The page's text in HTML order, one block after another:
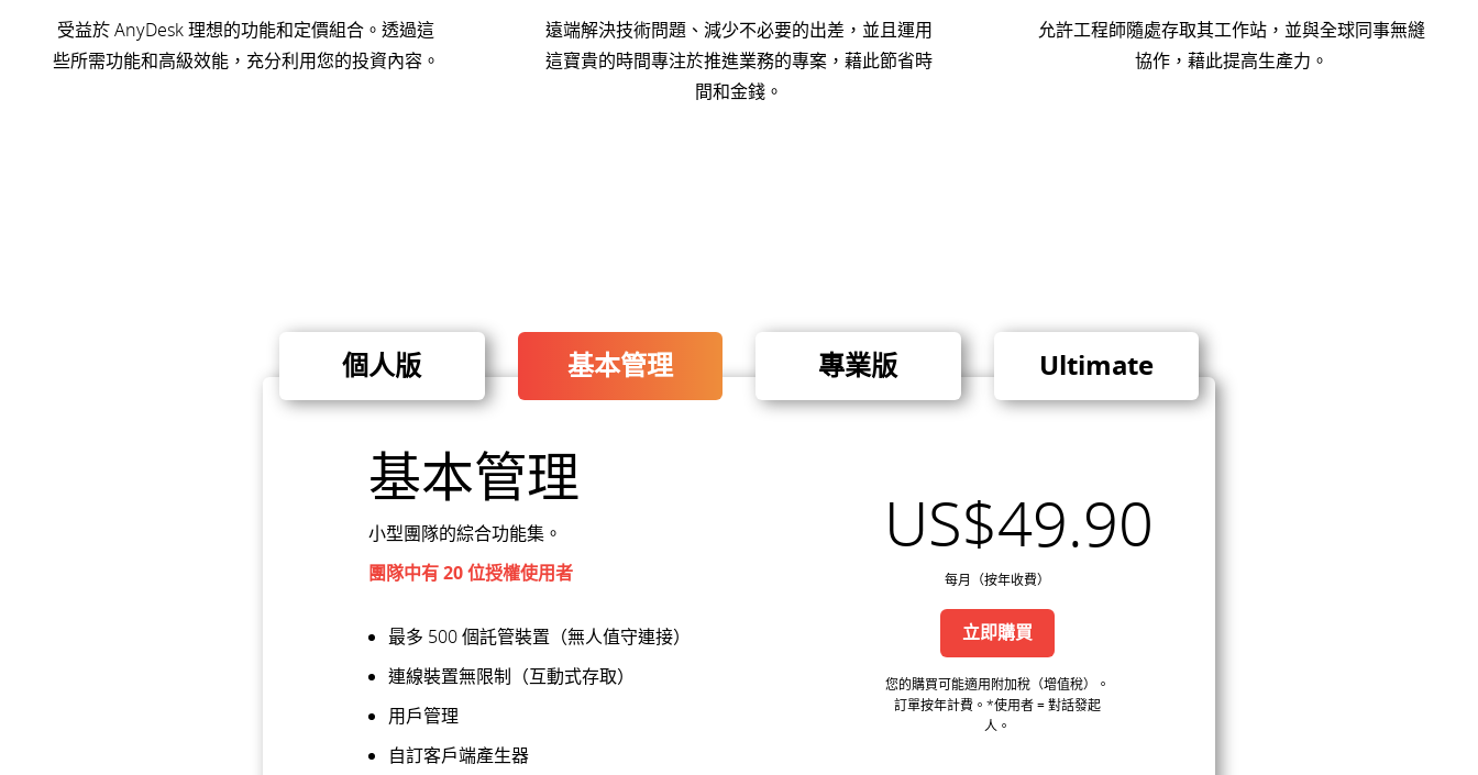
受益於 AnyDesk 理想的功能和定價組合。透過這
些所需功能和高級效能，充分利用您的投資內容。
遠端解決技術問題、減少不必要的出差，並且運用
這寶貴的時間專注於推進業務的專案，藉此節省時
間和金錢。
允許工程師隨處存取其工作站，並與全球同事無縫
協作，藉此提高生產力。
個人版 基本管理 專業版 Ultimate
基本管理
小型團隊的綜合功能集。
團隊中有 20 位授權使用者
最多 500 個託管裝置（無人值守連接）
連線裝置無限制（互動式存取）
用戶管理
自訂客戶端產生器
US$49.90
每月（按年收費）
立即購買
您的購買可能適用附加稅（增值稅）。
訂單按年計費。*使用者 = 對話發起
人。